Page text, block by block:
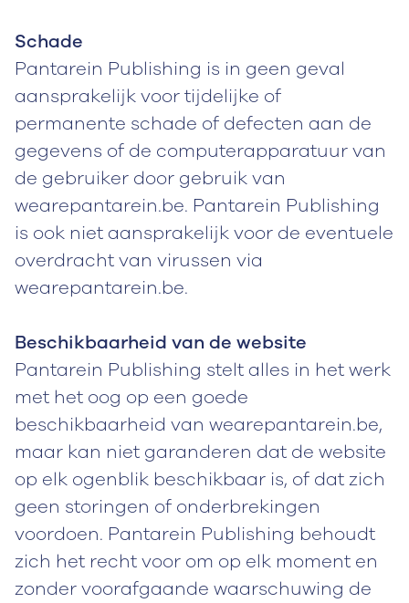
Schade
Pantarein Publishing is in geen geval
aansprakelijk voor tijdelijke of
permanente schade of defecten aan de
gegevens of de computerapparatuur van
de gebruiker door gebruik van
wearepantarein.be. Pantarein Publishing
is ook niet aansprakelijk voor de eventuele
overdracht van virussen via
wearepantarein.be.
Beschikbaarheid van de website
Pantarein Publishing stelt alles in het werk
met het oog op een goede
beschikbaarheid van wearepantarein.be,
maar kan niet garanderen dat de website
op elk ogenblik beschikbaar is, of dat zich
geen storingen of onderbrekingen
voordoen. Pantarein Publishing behoudt
zich het recht voor om op elk moment en
zonder voorafgaande waarschuwing de